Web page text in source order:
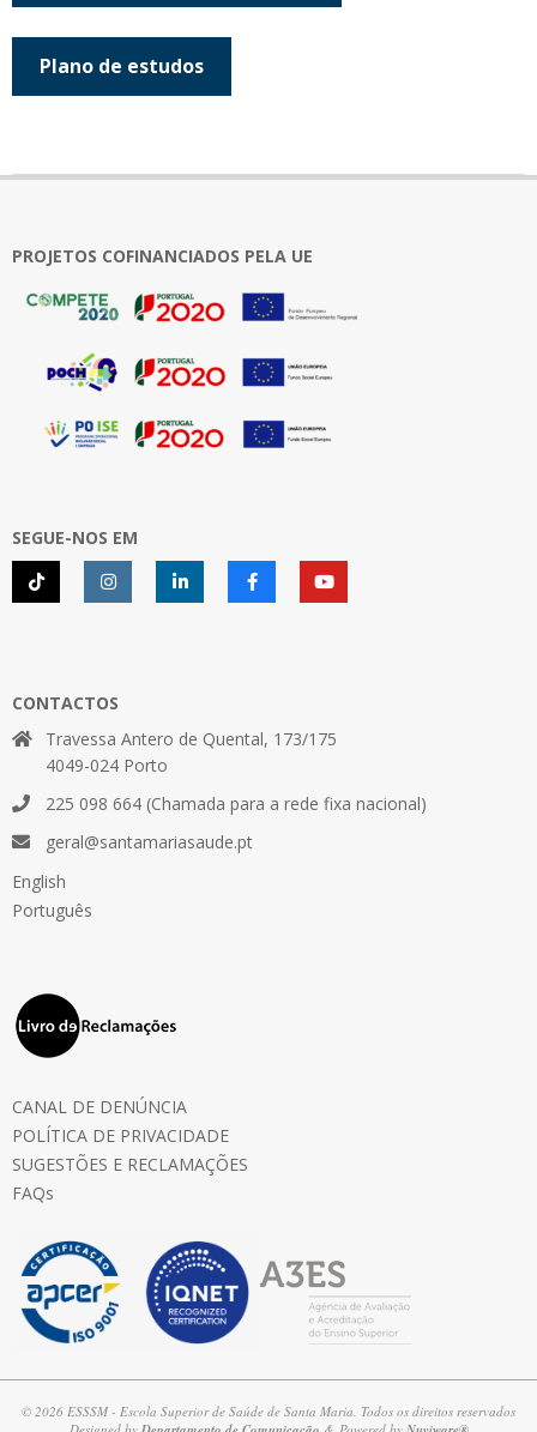
Plano de estudos
2023-
PROJETOS COFINANCIADOS PELA UE
SEGUE-NOS EM
CONTACTOS
Travessa Antero de Quental, 173/175
4049-024 Porto
225 098 664 (Chamada para a rede fixa nacional)
geral@santamariasaude.pt
English
Português
CANAL DE DENÚNCIA
POLÍTICA DE PRIVACIDADE
SUGESTÕES E RECLAMAÇÕES
FAQs
© 2026 ESSSM - Escola Superior de Saúde de Santa Maria. Todos os direitos reservados